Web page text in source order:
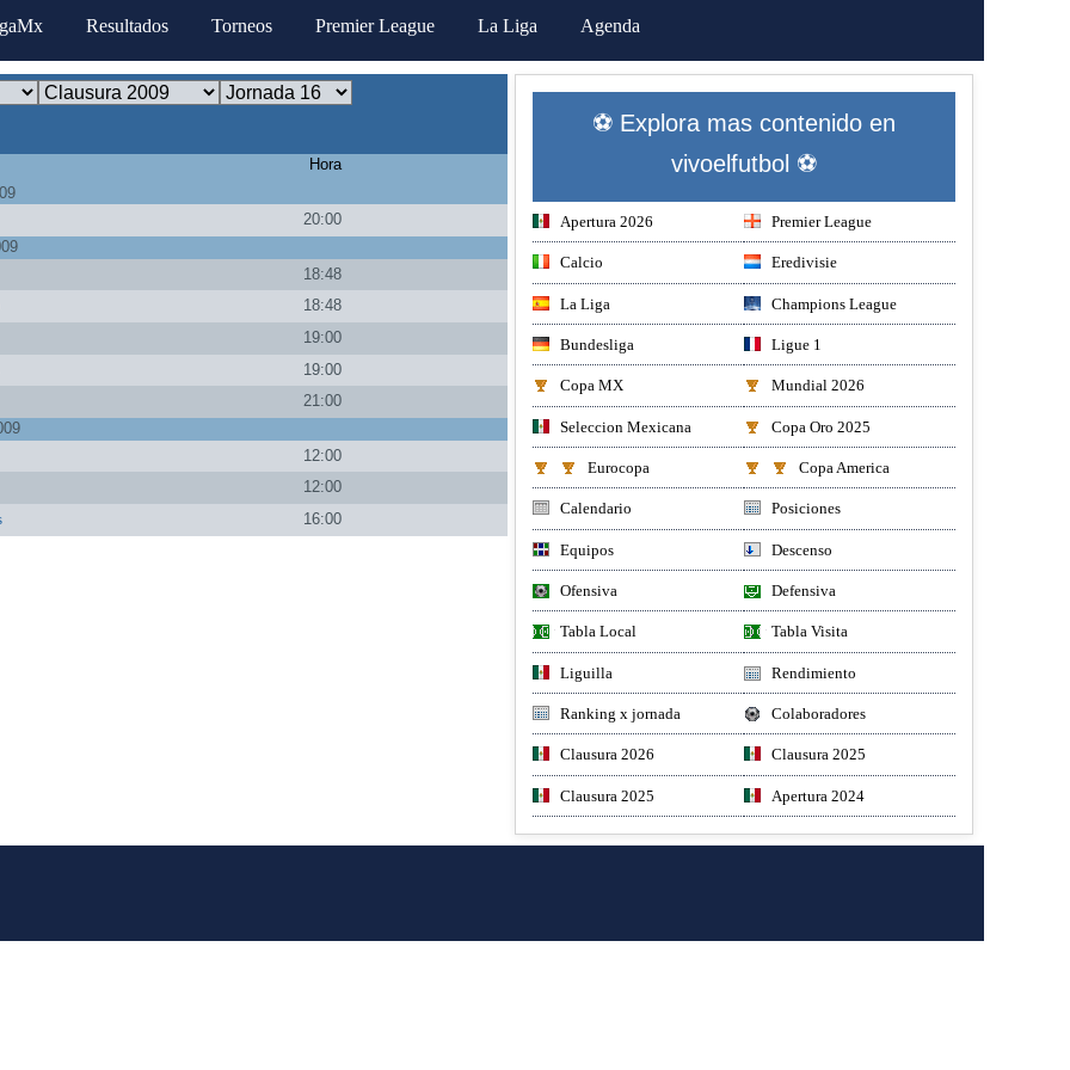
Resultados Torneos Premier League La Liga Agenda
Hora
20:00
18:48
18:48
19:00
19:00
21:00
12:00
12:00
16:00
⚽ Explora mas contenido en
vivoelfutbol ⚽
Apertura 2026 Premier League
Calcio Eredivisie
La Liga Champions League
Bundesliga Ligue 1
Copa MX Mundial 2026
Seleccion Mexicana Copa Oro 2025
Eurocopa Copa America
Calendario Posiciones
Equipos Descenso
Ofensiva Defensiva
Tabla Local Tabla Visita
Liguilla Rendimiento
Ranking x jornada Colaboradores
Clausura 2026 Clausura 2025
Clausura 2025 Apertura 2024